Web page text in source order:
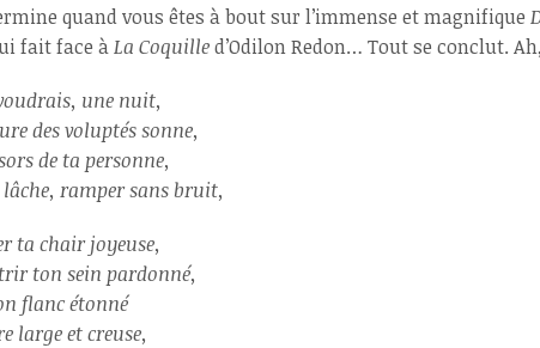
quand vous êtes à bout sur l’immense et magnifique
fait face àLa Coquilled’Odilon Redon… Tout se conclut.
une nuit,
des voluptés sonne,
de ta personne,
ramper sans bruit,
ta chair joyeuse,
ton sein pardonné,
flanc étonné
large et creuse,